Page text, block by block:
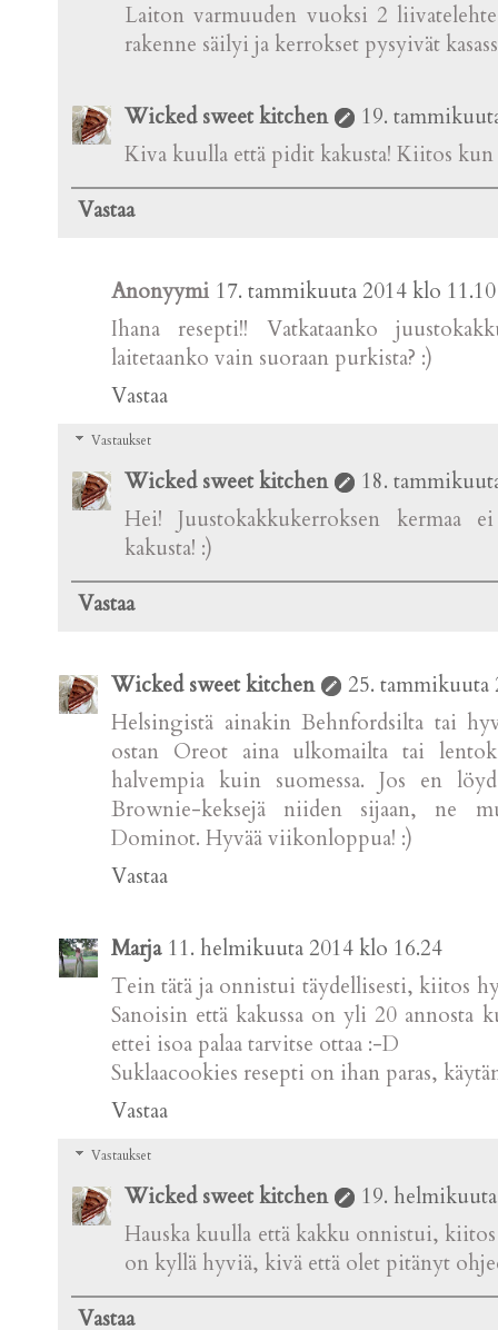
Laiton varmuuden vuoksi 2
rakenne säilyi ja kerrokset pysyivät
Wicked sweet kitchen
19.
Kiva kuulla että pidit kakusta! Kiitos
Vastaa
Anonyymi 17. tammikuuta 2014 klo 11.10
Ihana resepti!! Vatkataanko
laitetaanko vain suoraan purkista? :)
Vastaa
Vastaukset
Wicked sweet kitchen
18.
Hei! Juustokakkukerroksen kermaa
kakusta! :)
Vastaa
Wicked sweet kitchen
25. tammikuuta
Helsingistä ainakin Behnfordsilta tai
ostan Oreot aina ulkomailta tai
halvempia kuin suomessa. Jos en
Brownie-keksejä niiden sijaan, ne
Dominot. Hyvää viikonloppua! :)
Vastaa
Marja 11. helmikuuta 2014 klo 16.24
Tein tätä ja onnistui täydellisesti, kiitos
Sanoisin että kakussa on yli 20 annosta
ettei isoa palaa tarvitse ottaa :-D
Suklaacookies resepti on ihan paras,
Vastaa
Vastaukset
Wicked sweet kitchen
19.
Hauska kuulla että kakku onnistui,
on kyllä hyviä, kivä että olet pitänyt
Vastaa